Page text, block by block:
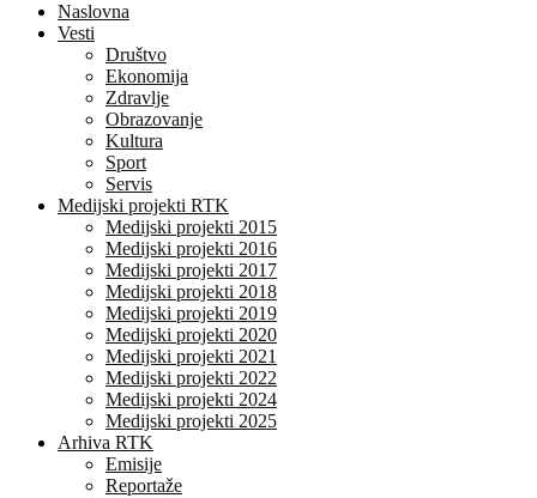
Naslovna
Vesti
Društvo
Ekonomija
Zdravlje
Obrazovanje
Kultura
Sport
Servis
Medijski projekti RTK
Medijski projekti 2015
Medijski projekti 2016
Medijski projekti 2017
Medijski projekti 2018
Medijski projekti 2019
Medijski projekti 2020
Medijski projekti 2021
Medijski projekti 2022
Medijski projekti 2024
Medijski projekti 2025
Arhiva RTK
Emisije
Reportaže